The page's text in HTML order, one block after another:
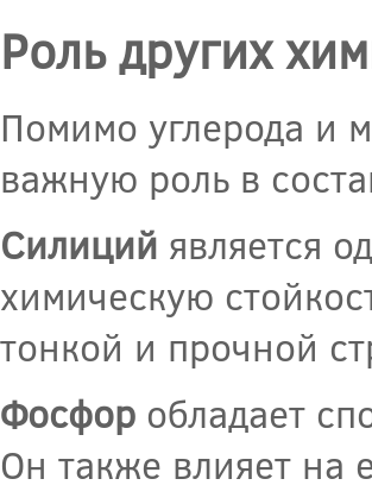
Роль других
Помимо углерода и
важную роль в
Силиций является
химическую
тонкой и прочной
Фосфор обладает
Он также влияет на